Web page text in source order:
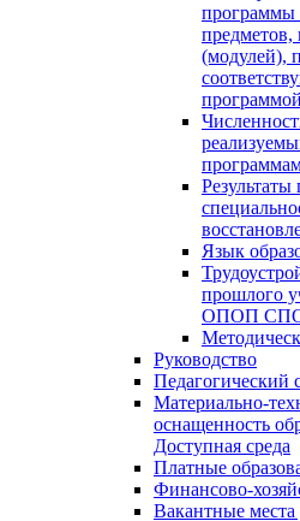
программы
предметов,
(модулей),
программой
Язык
прошлого
ОПОП СПО
Руководство
Педагогический
Материально-
оснащенность
Доступная среда
Платные
Финансово-
Вакантные места